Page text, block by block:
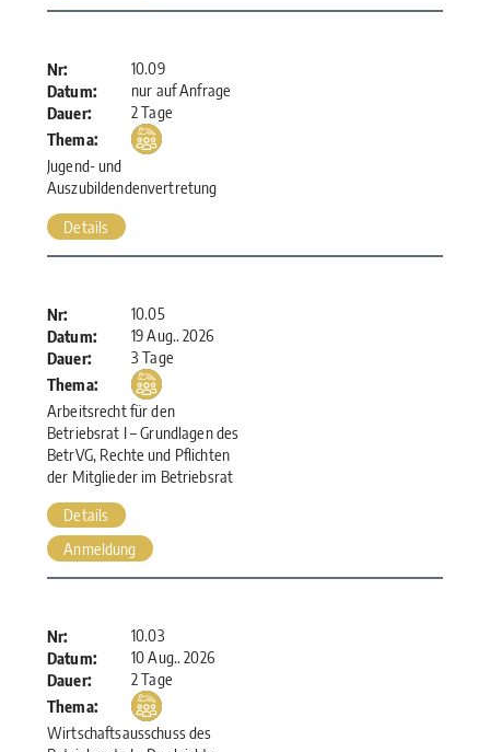
Nr: 10.09
Thema:
Jugend- und
Auszubildendenvertretung
Details
Datum:
nur auf Anfrage
Dauer:
2 Tage
Nr: 10.05
Thema:
Arbeitsrecht für den
Betriebsrat I – Grundlagen des
BetrVG, Rechte und Pflichten
der Mitglieder im Betriebsrat
Details
Anmeldung
Datum:
19 Aug.. 2026
Dauer:
3 Tage
Nr: 10.03
Thema:
Wirtschaftsausschuss des
Datum:
10 Aug.. 2026
Dauer:
2 Tage